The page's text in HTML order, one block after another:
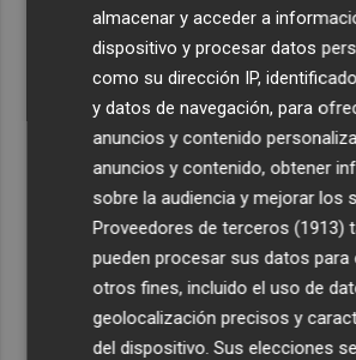
Valencia Basket abrirá la EuroLeague
ante Fenerbahce Opet
Recibe toda la
Plaza Podcast en tu
Quiero
almacenar y acceder a
dispositivo y procesar datos
como su dirección IP,
y datos de navegación, para
anuncios y contenido
anuncios y contenido, obtener
sobre la audiencia y mejorar los
Proveedores de terceros (1913)
pueden procesar sus datos para
otros fines, incluido el uso de
geolocalización precisos y
del dispositivo. Sus elecciones